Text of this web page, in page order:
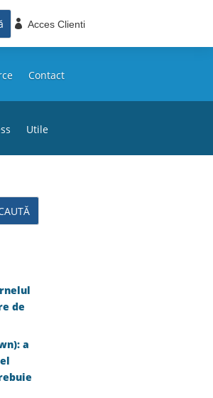
 Acces Clienti
Contact
Utile
de
a